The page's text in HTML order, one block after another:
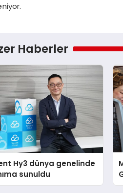
Haberler
Hy3 dünya genelinde
sunuldu